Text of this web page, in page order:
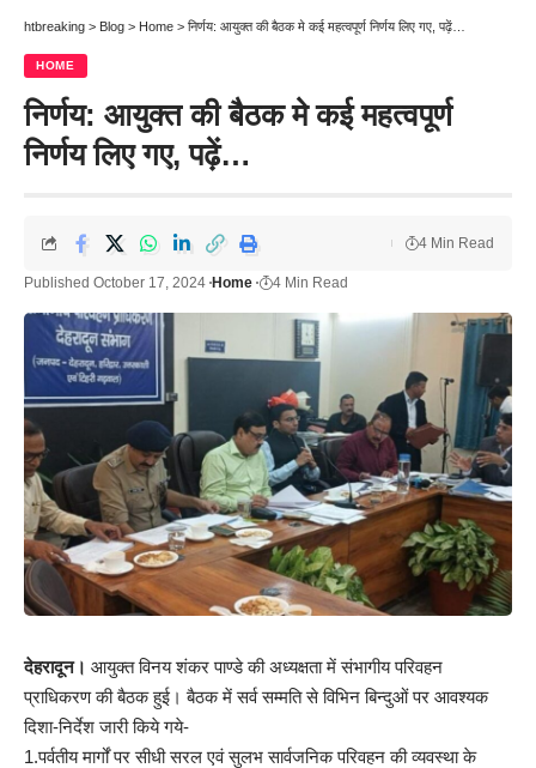
htbreaking > Blog > Home > निर्णय: आयुक्त की बैठक मे कई महत्वपूर्ण निर्णय लिए गए, पढ़ें…
HOME
निर्णय: आयुक्त की बैठक मे कई महत्वपूर्ण
निर्णय लिए गए, पढ़ें…
Published October 17, 2024 Home 4 Min Read
4 Min Read
देहरादून। आयुक्त विनय शंकर पाण्डे की अध्यक्षता में संभागीय परिवहन
प्राधिकरण की बैठक हुई। बैठक में सर्व सम्मति से विभिन बिन्दुओं पर आवश्यक
दिशा-निर्देश जारी किये गये-
1.पर्वतीय मार्गों पर सीधी सरल एवं सुलभ सार्वजनिक परिवहन की व्यवस्था के